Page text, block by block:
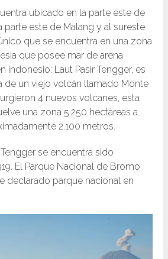
ubicado en la parte este de
parte este de Malang y al sureste
que se encuentra en una zona
que posee mar de arena
indonesio: Laut Pasir Tengger, es
de un viejo volcán llamado Monte
4 nuevos volcanes, esta
una zona 5.250 hectáreas a
2.100 metros.
se encuentra sido
El Parque Nacional de Bromo
declarado parque nacional en